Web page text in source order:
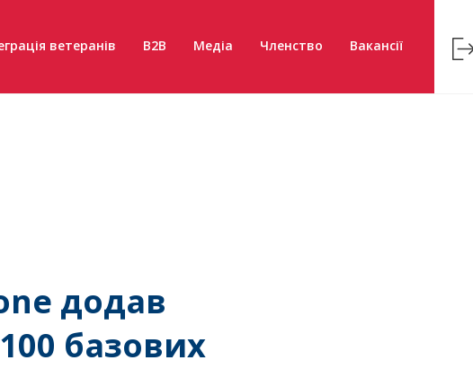
ветеранів B2B Медіа Членство Вакансії
додав
базових